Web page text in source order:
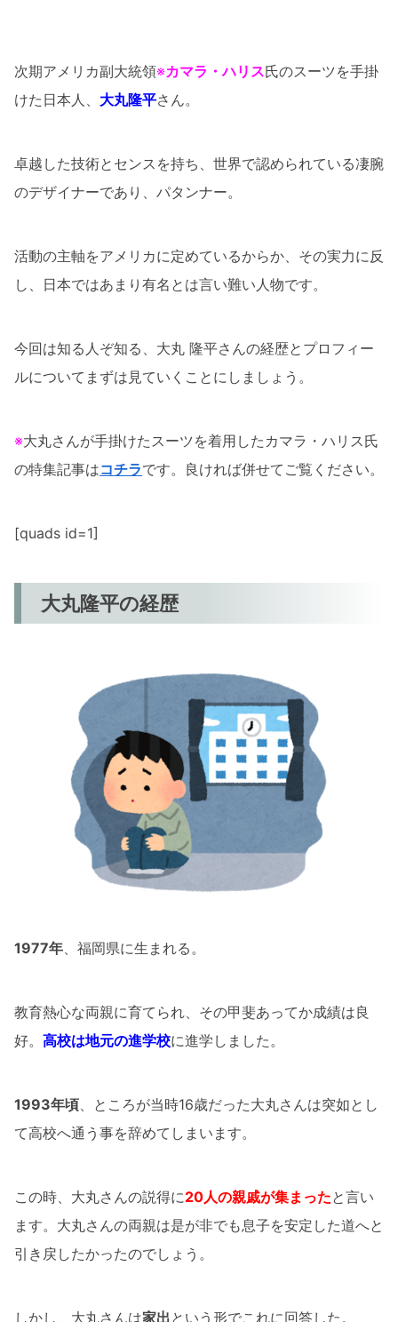
次期アメリカ副大統領※カマラ・ハリス氏のスーツを手掛
けた日本人、 大丸隆平さん。
卓越した技術とセンスを持ち、世界で認められている凄腕
のデザイナーであり、パタンナー。
活動の主軸をアメリカに定めているからか、その実力に反
し、日本ではあまり有名とは言い難い人物です。
今回は知る人ぞ知る、大丸 隆平さんの経歴とプロフィー
ルについてまずは見ていくことにしましょう。
※大丸さんが手掛けたスーツを着用したカマラ・ハリス氏
の特集記事はコチラです。良ければ併せてご覧ください。
[quads id=1]
大丸隆平の経歴
1977年 、福岡県に生まれる。
教育熱心な両親に育てられ、その甲斐あってか成績は良
好。 高校は地元の進学校に進学しました。
1993年頃 、ところが当時16歳だった大丸さんは突如とし
て高校へ通う事を辞めてしまいます。
この時、大丸さんの説得に20人の親戚が集まったと言い
ます。大丸さんの両親は是が非でも息子を安定した道へと
引き戻したかったのでしょう。
しかし、大丸さんは家出という形でこれに回答した。